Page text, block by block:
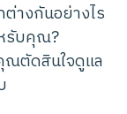
างกันอย่างไร
รับคุณ?
ณตัดสินใจดูแล